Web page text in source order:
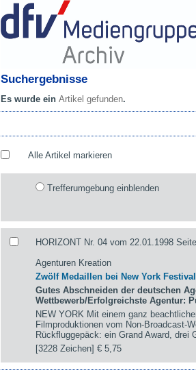
Suchergebnisse
Es wurde ein Artikel gefunden.
Alle Artikel markieren
Trefferumgebung einblenden
HORIZONT Nr. 04 vom 22.01.1998
Agenturen Kreation
Zwölf Medaillen bei New York
Gutes Abschneiden der deutschen
Wettbewerb/Erfolgreichste Agentur:
NEW YORK Mit einem ganz
Filmproduktionen vom Non-Broadcast-
Rückfluggepäck: ein Grand Award, drei
[3228 Zeichen]€ 5,75